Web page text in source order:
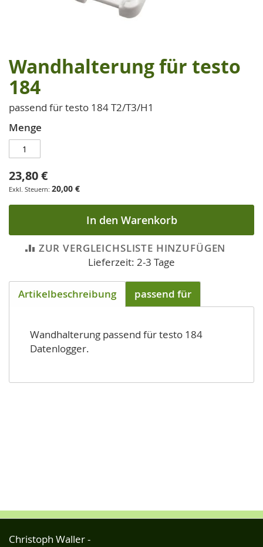
Zum
Anfang
der
Bildgalerie
Wandhalterung für testo
184
passend für testo 184 T2/T3/H1
Menge
23,80 €
20,00 €
In den Warenkorb
ZUR VERGLEICHSLISTE HINZUFÜGEN
Lieferzeit: 2-3 Tage
Artikelbeschreibung passend für
Wandhalterung passend für testo 184
Datenlogger.
Christoph Waller -